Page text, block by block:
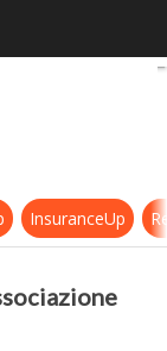
nasce
InsuranceUp